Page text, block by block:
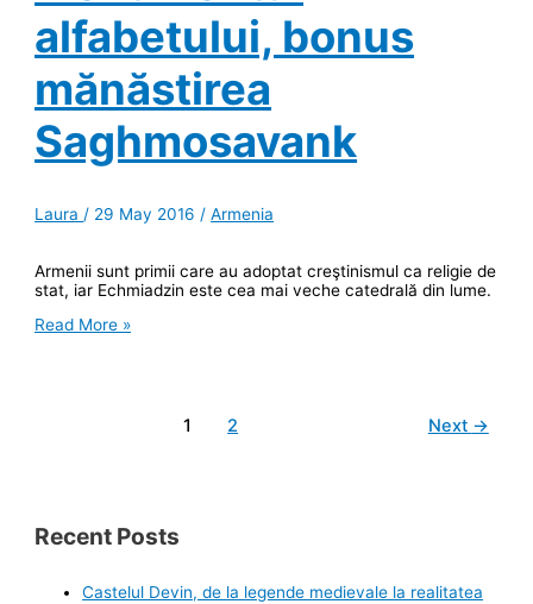
alfabetului, bonus
mănăstirea
Saghmosavank
Laura / 29 May 2016 /Armenia
Armenii sunt primii care au adoptat creştinismul ca religie de
stat, iar Echmiadzin este cea mai veche catedrală din lume.
Prima
alfabetului,
bonus
Saghmosavank
Read More »
1 2 Next →
Recent Posts
Castelul Devin, de la legende medievale la realitatea